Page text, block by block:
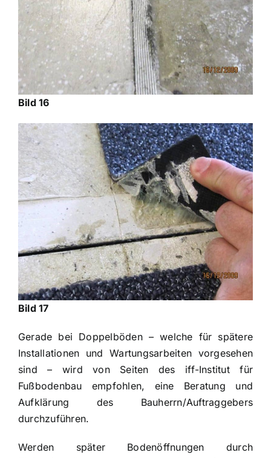
Bild 16
Bild 17
Gerade bei Doppelböden – welche für spätere
Installationen und Wartungsarbeiten vorgesehen
sind – wird von Seiten des iff-Institut für
Fußbodenbau empfohlen, eine Beratung und
Aufklärung des Bauherrn/Auftraggebers
durchzuführen.
Werden später Bodenöffnungen durch